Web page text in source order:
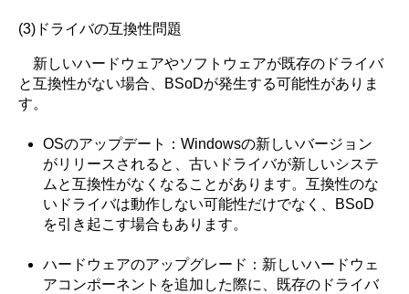
(3)ドライバの互換性問題
新しいハードウェアやソフトウェアが既存のドライバ
と互換性がない場合、BSoDが発生する可能性がありま
す。
OSのアップデート：Windowsの新しいバージョン
がリリースされると、古いドライバが新しいシステ
ムと互換性がなくなることがあります。互換性のな
いドライバは動作しない可能性だけでなく、BSoD
を引き起こす場合もあります。
ハードウェアのアップグレード：新しいハードウェ
アコンポーネントを追加した際に、既存のドライバ